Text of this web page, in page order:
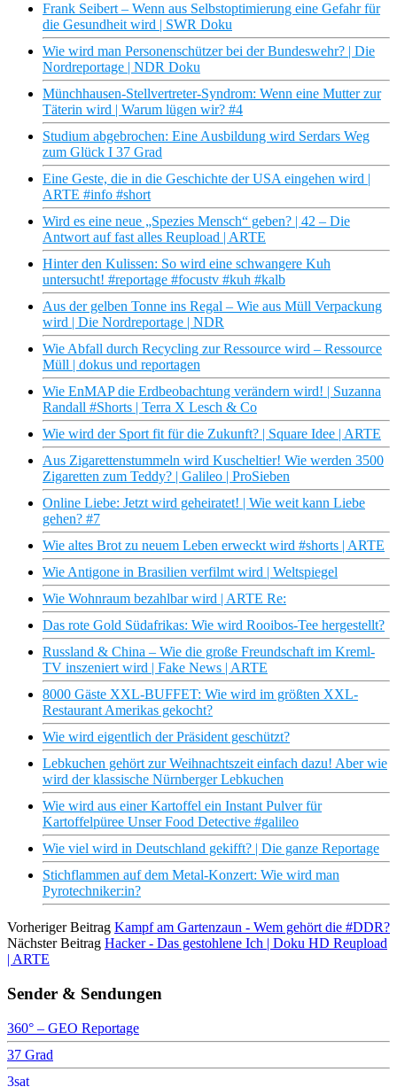
Frank Seibert – Wenn aus Selbstoptimierung eine Gefahr für
die Gesundheit wird | SWR Doku
Wie wird man Personenschützer bei der Bundeswehr? | Die
Nordreportage | NDR Doku
Münchhausen-Stellvertreter-Syndrom: Wenn eine Mutter zur
Täterin wird | Warum lügen wir? #4
Studium abgebrochen: Eine Ausbildung wird Serdars Weg
zum Glück I 37 Grad
Eine Geste, die in die Geschichte der USA eingehen wird |
ARTE #info #short
Wird es eine neue „Spezies Mensch“ geben? | 42 – Die
Antwort auf fast alles Reupload | ARTE
Hinter den Kulissen: So wird eine schwangere Kuh
untersucht! #reportage #focustv #kuh #kalb
Aus der gelben Tonne ins Regal – Wie aus Müll Verpackung
wird | Die Nordreportage | NDR
Wie Abfall durch Recycling zur Ressource wird – Ressource
Müll | dokus und reportagen
Wie EnMAP die Erdbeobachtung verändern wird! | Suzanna
Randall #Shorts | Terra X Lesch & Co
Wie wird der Sport fit für die Zukunft? | Square Idee | ARTE
Aus Zigarettenstummeln wird Kuscheltier! Wie werden 3500
Zigaretten zum Teddy? | Galileo | ProSieben
Online Liebe: Jetzt wird geheiratet! | Wie weit kann Liebe
gehen? #7
Wie altes Brot zu neuem Leben erweckt wird #shorts | ARTE
Wie Antigone in Brasilien verfilmt wird | Weltspiegel
Wie Wohnraum bezahlbar wird | ARTE Re:
Das rote Gold Südafrikas: Wie wird Rooibos-Tee hergestellt?
Russland & China – Wie die große Freundschaft im Kreml-
TV inszeniert wird | Fake News | ARTE
8000 Gäste XXL-BUFFET: Wie wird im größten XXL-
Restaurant Amerikas gekocht?
Wie wird eigentlich der Präsident geschützt?
Lebkuchen gehört zur Weihnachtszeit einfach dazu! Aber wie
wird der klassische Nürnberger Lebkuchen
Wie wird aus einer Kartoffel ein Instant Pulver für
Kartoffelpüree Unser Food Detective #galileo
Wie viel wird in Deutschland gekifft? | Die ganze Reportage
Stichflammen auf dem Metal-Konzert: Wie wird man
Pyrotechniker:in?
Vorheriger Beitrag Kampf am Gartenzaun - Wem gehört die #DDR?
Nächster Beitrag Hacker - Das gestohlene Ich | Doku HD Reupload
| ARTE
Sender & Sendungen
360° – GEO Reportage
37 Grad
3sat